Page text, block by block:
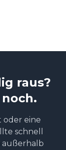
raus?
oder eine
schnell
außerhalb